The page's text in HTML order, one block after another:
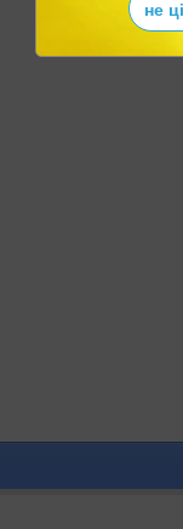
не